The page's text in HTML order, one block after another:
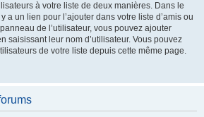
à votre liste de deux manières. Dans le
a un lien pour l’ajouter dans votre liste d’amis ou
de l’utilisateur, vous pouvez ajouter
saisissant leur nom d’utilisateur. Vous pouvez
de votre liste depuis cette même page.